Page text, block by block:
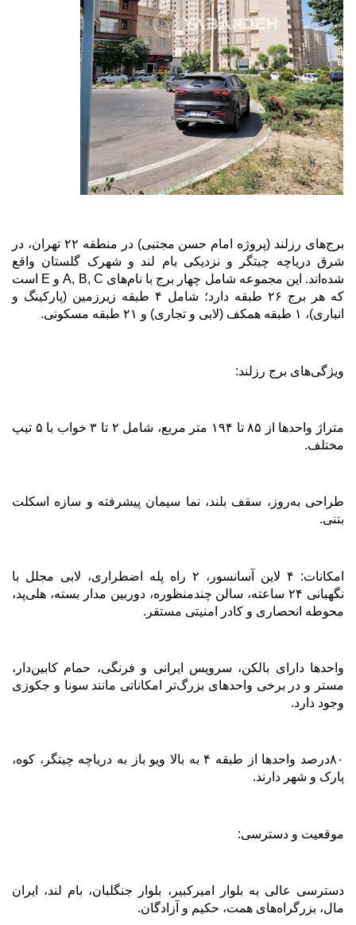
برج‌های رزلند (پروژه امام حسن مجتبی) در منطقه ۲۲ تهران، در
شرق دریاچه چیتگر و نزدیکی بام لند و شهرک گلستان واقع
شده‌اند. این مجموعه شامل چهار برج با نام‌های A, B, C و E
است
که هر برج ۲۶ طبقه دارد؛ شامل ۴ طبقه زیرزمین (پارکینگ و
انباری)، ۱ طبقه همکف (لابی و تجاری) و ۲۱ طبقه مسکونی
.
ویژگی‌های برج رزلند:
متراژ واحدها از ۸۵ تا ۱۹۴ متر مربع، شامل ۲ تا ۳ خواب با ۵ تیپ
مختلف.
طراحی به‌روز، سقف بلند، نما سیمان پیشرفته و سازه اسکلت
بتنی.
امکانات: ۴ لاین آسانسور، ۲ راه پله اضطراری، لابی مجلل با
نگهبانی ۲۴ ساعته، سالن چندمنظوره، دوربین مدار بسته، هلی‌پد،
محوطه انحصاری و کادر امنیتی مستقر .
واحدها دارای بالکن، سرویس ایرانی و فرنگی، حمام کابین‌دار،
مستر و در برخی واحدهای بزرگ‌تر امکاناتی مانند سونا و جکوزی
وجود دارد.
۸۰
درصد واحدها از طبقه ۴ به بالا ویو باز به دریاچه چیتگر، کوه،
پارک و شهر دارند.
موقعیت و دسترسی:
دسترسی عالی به بلوار امیرکبیر، بلوار جنگلبان، بام لند، ایران
مال، بزرگراه‌های همت، حکیم و آزادگان.